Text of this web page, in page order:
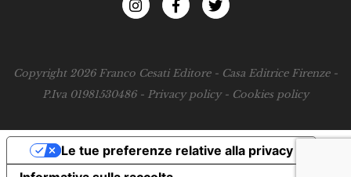
Copyright 2026 Franco Cesati Editore - Casa Editrice Firenze -
P.Iva 01981530486 - Privacy policy- Cookies policy
Le tue preferenze relative alla privacy